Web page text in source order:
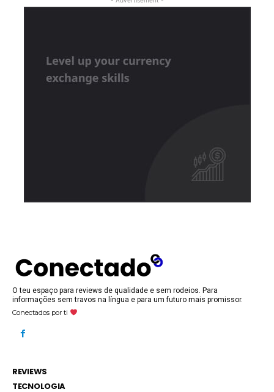
O teu espaço para reviews de qualidade e sem rodeios. Para
informações sem travos na língua e para um futuro mais promissor.
Conectados por ti
REVIEWS
TECNOLOGIA